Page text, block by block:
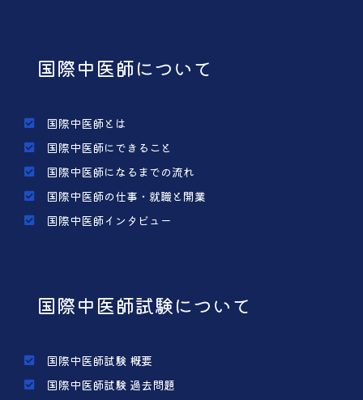
国際中医師について
国際中医師とは
国際中医師にできること
国際中医師になるまでの流れ
国際中医師の仕事・就職と開業
国際中医師インタビュー
国際中医師試験について
国際中医師試験 概要
国際中医師試験 過去問題